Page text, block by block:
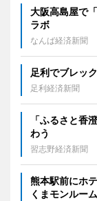
大阪高島屋で
ラボ
なんば経済新聞
足利でブレッ
足利経済新聞
「ふるさと
わう
習志野経済新聞
熊本駅前にホ
くまモンルー